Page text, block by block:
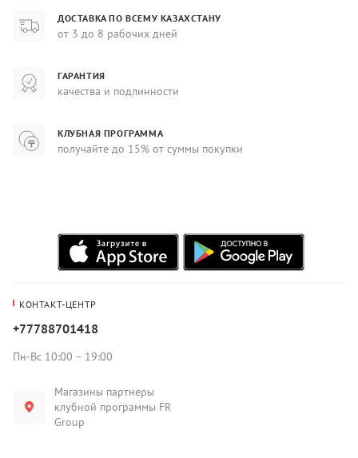
ДОСТАВКА ПО ВСЕМУ КАЗАХСТАНУ
от 3 до 8 рабочих дней
ГАРАНТИЯ
качества и подлинности
КЛУБНАЯ ПРОГРАММА
получайте до 15% от суммы покупки
КОНТАКТ-ЦЕНТР
+77788701418
Пн-Вс 10:00 – 19:00
Магазины партнеры
клубной программы FR
Group